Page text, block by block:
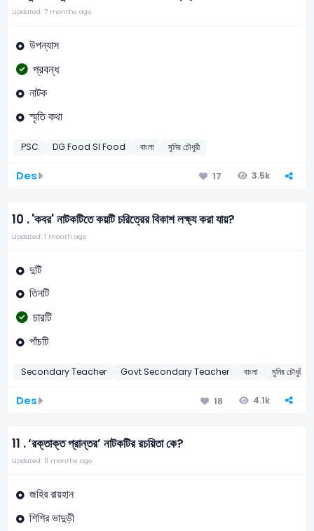
Updated: 7 months ago
উপন্যাস
প্রবন্ধ
নাটক
স্মৃতি কথা
PSC DG Food SI Food বাংলা মুনির চৌধুরী
Des 17 3.5k
10 .'কবর' নাটকটিতে কয়টি চরিত্রের বিকাশ লক্ষ্য করা যায়?
Updated: 1 month ago
দুটি
তিনটি
চারটি
পাঁচটি
Secondary Teacher Govt Secondary Teacher বাংলা মুনির চৌধুরী
Des 18 4.1k
11 .‘রক্তাক্ত প্রান্তর’ নাটকটির রচয়িতা কে?
Updated: 11 months ago
জহির রায়হান
শিশির ভাদুড়ী